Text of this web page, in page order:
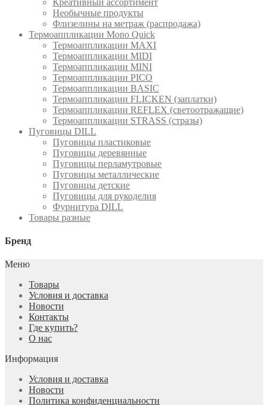
Креативный ассортимент
Необычные продукты
Флизелины на метраж (распродажа)
Термоаппликации Mono Quick
Термоаппликации MAXI
Термоаппликации MIDI
Термоаппликации MINI
Термоаппликации PICO
Термоаппликации BASIC
Термоаппликации FLICKEN (заплатки)
Термоаппликации REFLEX (светоотражащие)
Термоаппликации STRASS (стразы)
Пуговицы DILL
Пуговицы пластиковые
Пуговицы деревянные
Пуговицы перламутровые
Пуговицы металлические
Пуговицы детские
Пуговицы для рукоделия
Фурнитура DILL
Товары разные
Бренд
Меню
Товары
Условия и доставка
Новости
Контакты
Где купить?
О нас
Информация
Условия и доставка
Новости
Политика конфиденциальности